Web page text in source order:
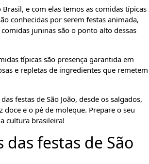
e com elas temos as comidas típicas
conhecidas por serem festas animada,
juninas são o ponto alto dessas
típicas são presença garantida em
e repletas de ingredientes que remetem
festas de São João, desde os salgados,
e o pé de moleque. Prepare o seu
cultura brasileira!
festas de São